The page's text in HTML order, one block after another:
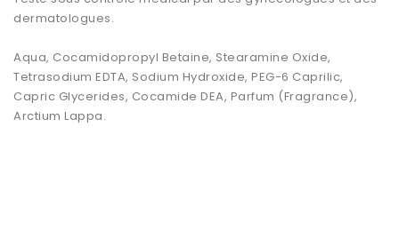
dermatologues.
Aqua, Cocamidopropyl Betaine, Stearamine Oxide,
Tetrasodium EDTA, Sodium Hydroxide, PEG-6 Caprilic,
Capric Glycerides, Cocamide DEA, Parfum (Fragrance),
Arctium Lappa.